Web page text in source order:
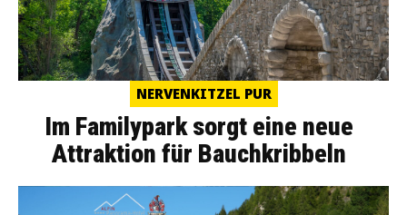
NERVENKITZEL PUR
Im Familypark sorgt eine neue
Attraktion für Bauchkribbeln